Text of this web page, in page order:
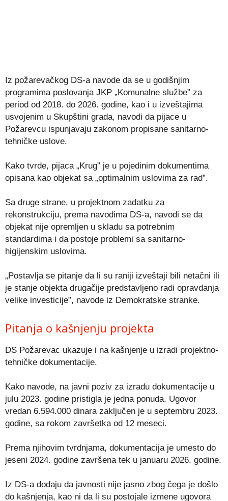
Iz požarevačkog DS-a navode da se u godišnjim
programima poslovanja JKP „Komunalne službe” za
period od 2018. do 2026. godine, kao i u izveštajima
usvojenim u Skupštini grada, navodi da pijace u
Požarevcu ispunjavaju zakonom propisane sanitarno-
tehničke uslove.
Kako tvrde, pijaca „Krug” je u pojedinim dokumentima
opisana kao objekat sa „optimalnim uslovima za rad”.
Sa druge strane, u projektnom zadatku za
rekonstrukciju, prema navodima DS-a, navodi se da
objekat nije opremljen u skladu sa potrebnim
standardima i da postoje problemi sa sanitarno-
higijenskim uslovima.
„Postavlja se pitanje da li su raniji izveštaji bili netačni ili
je stanje objekta drugačije predstavljeno radi opravdanja
velike investicije”, navode iz Demokratske stranke.
Pitanja o kašnjenju projekta
DS Požarevac ukazuje i na kašnjenje u izradi projektno-
tehničke dokumentacije.
Kako navode, na javni poziv za izradu dokumentacije u
julu 2023. godine pristigla je jedna ponuda. Ugovor
vredan 6.594.000 dinara zaključen je u septembru 2023.
godine, sa rokom završetka od 12 meseci.
Prema njihovim tvrdnjama, dokumentacija je umesto do
jeseni 2024. godine završena tek u januaru 2026. godine.
Iz DS-a dodaju da javnosti nije jasno zbog čega je došlo
do kašnjenja, kao ni da li su postojale izmene ugovora